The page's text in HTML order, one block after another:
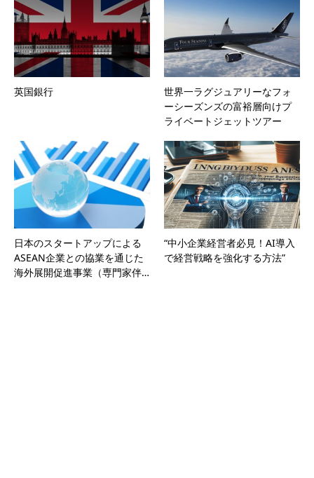
英国銀行
世界一ラグジュアリーなフォ
ーシーズンズの富裕層向けプ
ライベートジェットツアー
日本のスタートアップによる
ASEAN企業との協業を通じた
海外展開促進事業（専門家伴…
“中小企業経営者必見！AI導入
で経営戦略を強化する方法”